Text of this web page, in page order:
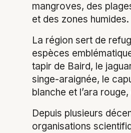
mangroves, des
et des zones humides.
La région sert de
espèces
tapir de Baird, le
singe-araignée, le
blanche et l’ara
Depuis plusieurs
organisations